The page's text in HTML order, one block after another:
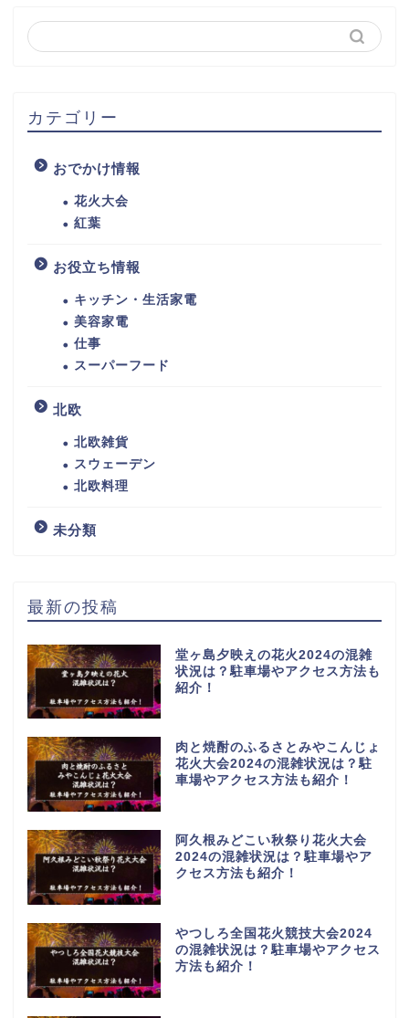
カテゴリー
おでかけ情報
花火大会
紅葉
お役立ち情報
キッチン・生活家電
美容家電
仕事
スーパーフード
北欧
北欧雑貨
スウェーデン
北欧料理
未分類
最新の投稿
堂ヶ島夕映えの花火2024の混雑
状況は？駐車場やアクセス方法も
紹介！
肉と焼酎のふるさとみやこんじょ
花火大会2024の混雑状況は？駐
車場やアクセス方法も紹介！
阿久根みどこい秋祭り花火大会
2024の混雑状況は？駐車場やア
クセス方法も紹介！
やつしろ全国花火競技大会2024
の混雑状況は？駐車場やアクセス
方法も紹介！